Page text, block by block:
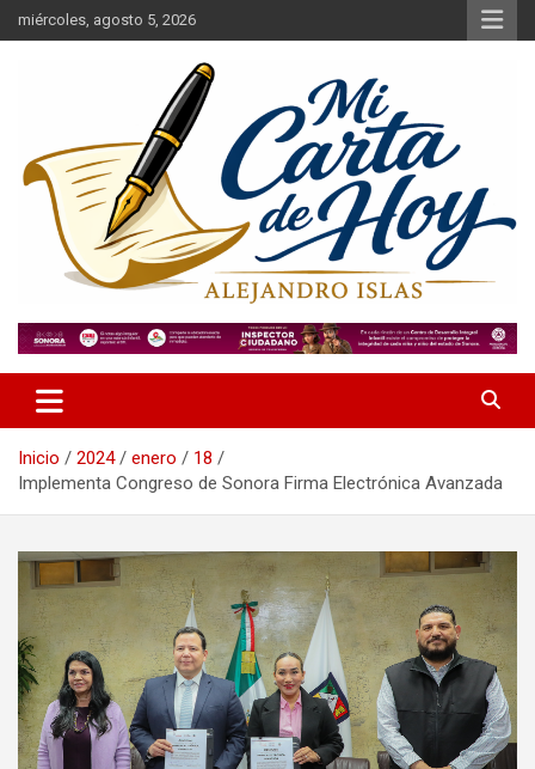
Saltar
al
miércoles, agosto 5, 2026
Mi Carta de Hoy
Inicio 2024 enero
18
Implementa Congreso de Sonora Firma Electrónica Avanzada